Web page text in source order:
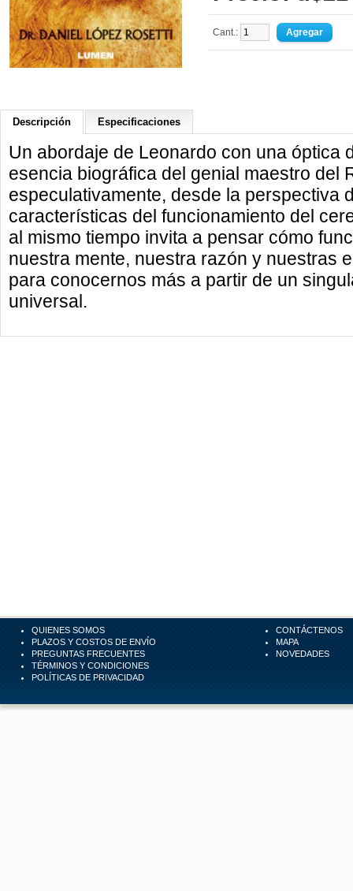
Cant.:
Descripción Especificaciones
Un abordaje de Leonardo con una óptica
esencia biográfica del genial maestro del
especulativamente, desde la perspectiva
características del funcionamiento del
al mismo tiempo invita a pensar cómo
nuestra mente, nuestra razón y nuestras
para conocernos más a partir de un
universal.
QUIENES SOMOS
PLAZOS Y COSTOS DE ENVÍO
PREGUNTAS FRECUENTES
TÉRMINOS Y CONDICIONES
POLÍTICAS DE PRIVACIDAD
CONTÁCTENOS
MAPA
NOVEDADES